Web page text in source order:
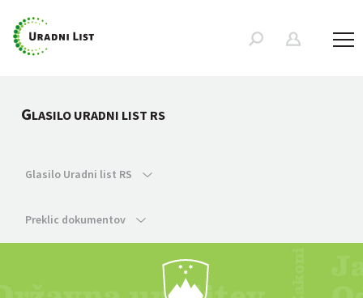
GLASILO URADNI LIST RS
Glasilo Uradni list RS
Preklic dokumentov